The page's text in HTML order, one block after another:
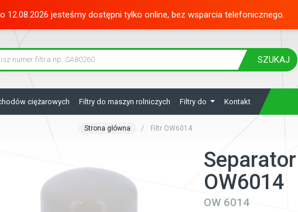
12.08.2026 jesteśmy dostępni tylko online, bez wsparcia telefonicznego.
SZUKAJ
ciężarowych Filtry do maszyn rolniczych Filtry do Kontakt
Strona główna Filtr OW6014
OW6014
OW 6014